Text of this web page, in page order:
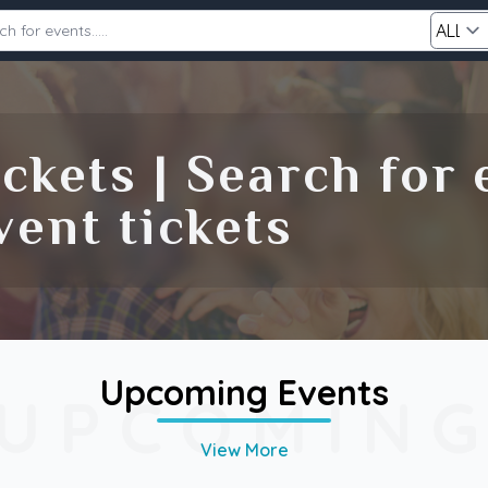
Search
| Search for
tickets
UPCOMING
Upcoming Events
View More